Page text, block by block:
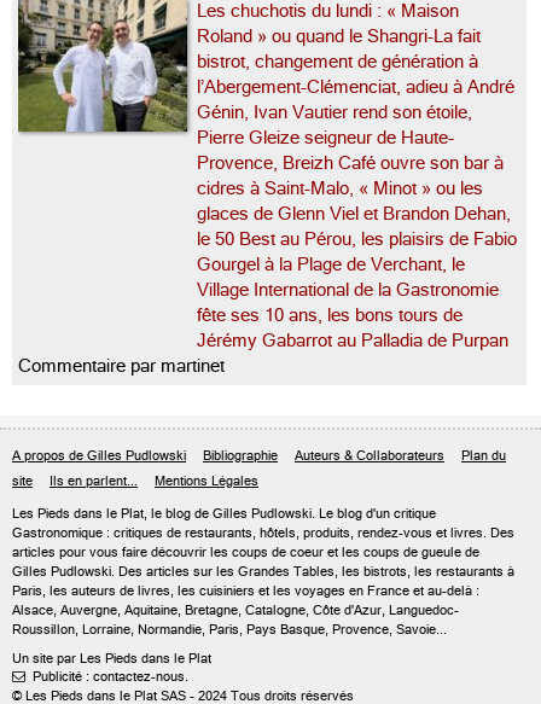
Les chuchotis du lundi : « Maison
Roland » ou quand le Shangri-La fait
bistrot, changement de génération à
l’Abergement-Clémenciat, adieu à André
Génin, Ivan Vautier rend son étoile,
Pierre Gleize seigneur de Haute-
Provence, Breizh Café ouvre son bar à
cidres à Saint-Malo, « Minot » ou les
glaces de Glenn Viel et Brandon Dehan,
le 50 Best au Pérou, les plaisirs de Fabio
Gourgel à la Plage de Verchant, le
Village International de la Gastronomie
fête ses 10 ans, les bons tours de
Jérémy Gabarrot au Palladia de Purpan
Commentaire par martinet
A propos de Gilles Pudlowski Bibliographie Auteurs & Collaborateurs
Plan du
site
Ils en parlent... Mentions Légales
Les Pieds dans le Plat, le blog de Gilles Pudlowski. Le blog d'un critique
Gastronomique : critiques de restaurants, hôtels, produits, rendez-vous et livres. Des
articles pour vous faire découvrir les coups de coeur et les coups de gueule de
Gilles Pudlowski. Des articles sur les Grandes Tables, les bistrots, les restaurants à
Paris, les auteurs de livres, les cuisiniers et les voyages en France et au-delà :
Alsace, Auvergne, Aquitaine, Bretagne, Catalogne, Côte d'Azur, Languedoc-
Roussillon, Lorraine, Normandie, Paris, Pays Basque, Provence, Savoie...
Un site par Les Pieds dans le Plat
 Publicité : contactez-nous.
© Les Pieds dans le Plat SAS - 2024 Tous droits réservés